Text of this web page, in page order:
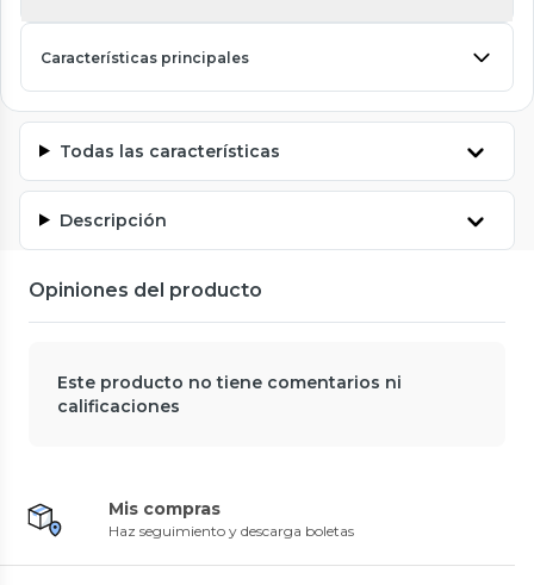
Características principales
Todas las características
Descripción
Opiniones del producto
Este producto no tiene comentarios ni
calificaciones
Mis compras
Haz seguimiento y descarga boletas